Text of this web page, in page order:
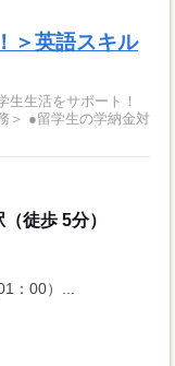
＞英語スキル
生生活をサポート！
＞ ●留学生の学納金対
徒歩 5分）
：00）...